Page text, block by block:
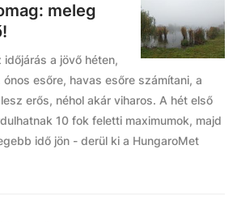
meleg
a jövő héten,
esőre, havas esőre számítani, a
erős, néhol akár viharos. A hét első
10 fok feletti maximumok, majd
idő jön - derül ki a HungaroMet